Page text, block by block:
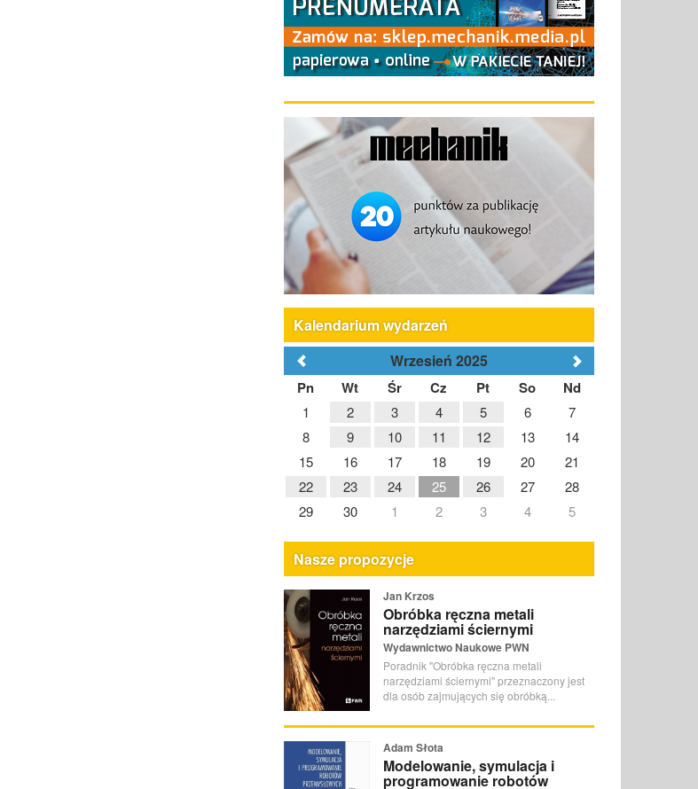
Kalendarium wydarzeń
Wrzesień 2025
Pn Wt Śr Cz Pt So Nd
1 2 3 4 5 6
7
8
9 10 11 12 13
14
15
16 17 18 19 20
21
22
23 24 25 26 27
28
29
30 1 2 3 4 5
Nasze propozycje
Jan Krzos
Obróbka ręczna metali
narzędziami ściernymi
Wydawnictwo Naukowe PWN
Poradnik "Obróbka ręczna metali
narzędziami ściernymi" przeznaczony jest
dla osób zajmujących się obróbką...
Adam Słota
Modelowanie, symulacja i
programowanie robotów